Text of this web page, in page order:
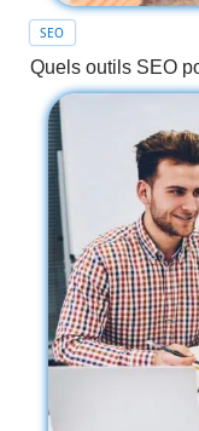
SEO
Quels outils SEO